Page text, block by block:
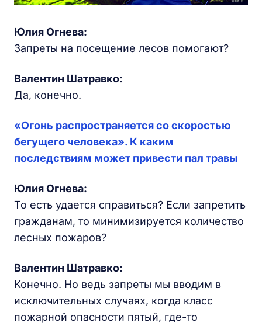
Юлия Огнева:
Запреты на посещение лесов помогают?
Валентин Шатравко:
Да, конечно.
«Огонь распространяется со скоростью
бегущего человека». К каким
последствиям может привести пал травы
Юлия Огнева:
То есть удается справиться? Если запретить
гражданам, то минимизируется количество
лесных пожаров?
Валентин Шатравко:
Конечно. Но ведь запреты мы вводим в
исключительных случаях, когда класс
пожарной опасности пятый, где-то